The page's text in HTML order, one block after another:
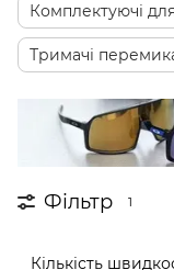
Комплектуючі
Тримачі
Фільтр 1
Кількість